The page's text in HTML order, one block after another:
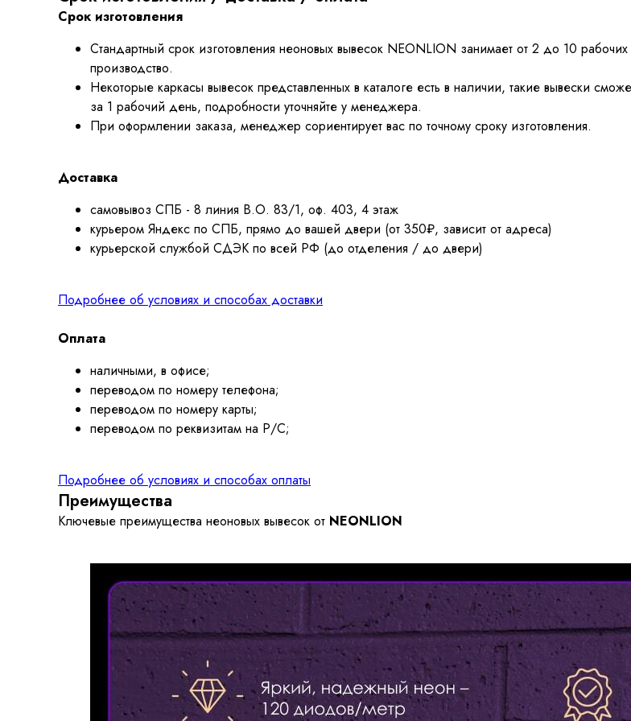
Срок изготовления
Стандартный срок изготовления неоновых вывесок NEONLION занимает от 2 до 10
производство.
Некоторые каркасы вывесок представленных в каталоге есть в наличии, такие вывески
за 1 рабочий день, подробности уточняйте у менеджера.
При оформлении заказа, менеджер сориентирует вас по точному сроку изготовления.
Доставка
самовывоз СПБ - 8 линия В.О. 83/1, оф. 403, 4 этаж
курьером Яндекс по СПБ, прямо до вашей двери (от 350₽, зависит от адреса)
курьерской службой СДЭК по всей РФ (до отделения / до двери)
Подробнее об условиях и способах доставки
Оплата
наличными, в офисе;
переводом по номеру телефона;
переводом по номеру карты;
переводом по реквизитам на Р/С;
Подробнее об условиях и способах оплаты
Преимущества
Ключевые преимущества неоновых вывесок от NEONLION